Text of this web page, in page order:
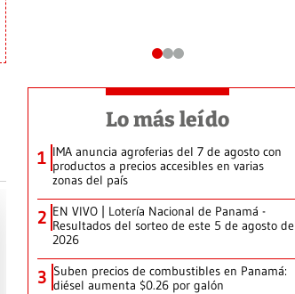
Lo más leído
1 IMA anuncia agroferias del 7 de agosto con
productos a precios accesibles en varias
zonas del país
2 EN VIVO | Lotería Nacional de Panamá -
Resultados del sorteo de este 5 de agosto de
2026
3 Suben precios de combustibles en Panamá:
diésel aumenta $0.26 por galón